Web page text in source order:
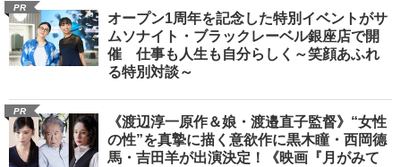
PR
オープン1周年を記念した特別イベントがサ
ムソナイト・ブラックレーベル銀座店で開
催 仕事も人生も自分らしく～笑顔あふれ
る特別対談～
PR
《渡辺淳一原作＆娘・渡邉直子監督》“女性
の性”を真摯に描く意欲作に黒木瞳・西岡德
馬・吉田羊が出演決定！《映画『月がみて